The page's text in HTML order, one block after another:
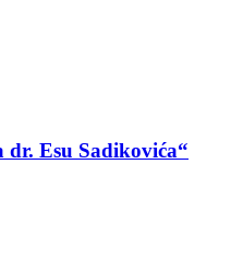
dr. Esu Sadikovića“